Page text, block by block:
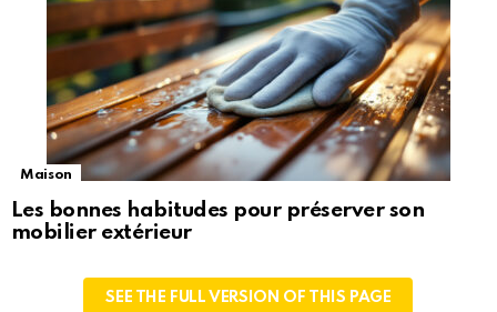
Maison
Les bonnes habitudes pour préserver son
mobilier extérieur
SEE THE FULL VERSION OF THIS PAGE